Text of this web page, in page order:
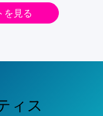
を見る
ィス